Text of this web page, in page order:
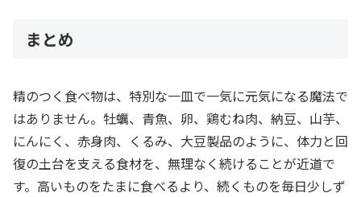
まとめ
精のつく食べ物は、特別な一皿で一気に元気になる魔法で
はありません。牡蠣、青魚、卵、鶏むね肉、納豆、山芋、
にんにく、赤身肉、くるみ、大豆製品のように、体力と回
復の土台を支える食材を、無理なく続けることが近道で
す。高いものをたまに食べるより、続くものを毎日少しず